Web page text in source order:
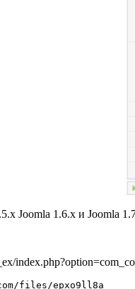
Joomla 1.6.x и Joomla
files/epxo9ll8a